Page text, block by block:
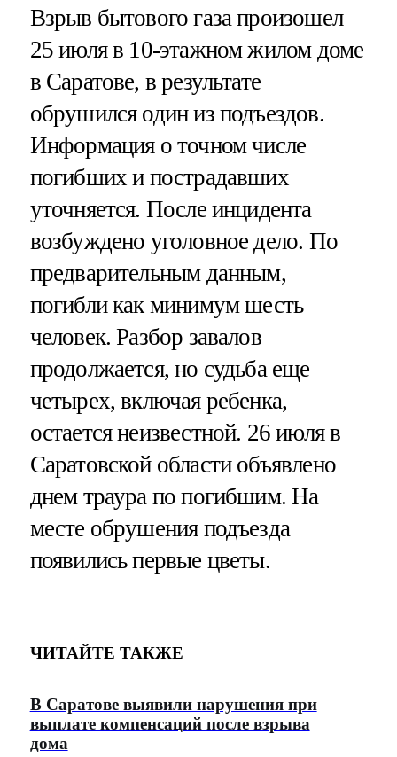
Взрыв бытового газа произошел
25 июля в 10-этажном жилом доме
в Саратове, в результате
обрушился один из подъездов.
Информация о точном числе
погибших и пострадавших
уточняется. После инцидента
возбуждено уголовное дело. По
предварительным данным,
погибли как минимум шесть
человек. Разбор завалов
продолжается, но судьба еще
четырех, включая ребенка,
остается неизвестной. 26 июля в
Саратовской области объявлено
днем траура по погибшим. На
месте обрушения подъезда
появились первые цветы.
ЧИТАЙТЕ ТАКЖЕ
В Саратове выявили нарушения при
выплате компенсаций после взрыва
дома